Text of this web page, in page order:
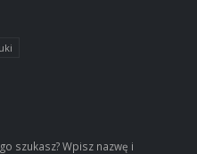
szukasz? Wpisz nazwę i